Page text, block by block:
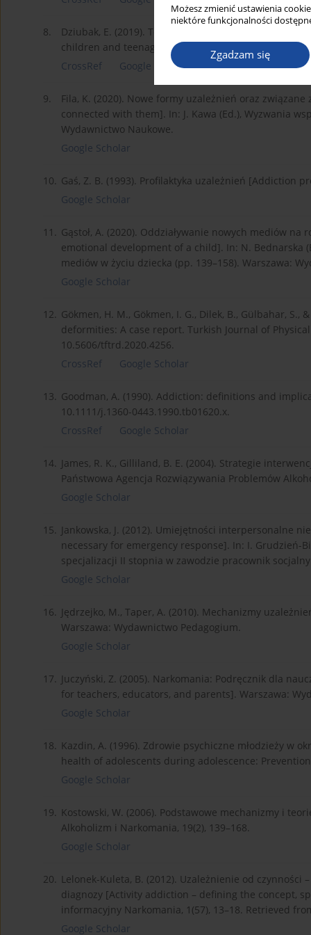
Możesz zmienić ustawienia
niektóre funkcjonalności
Zgadzam się
8.
Dziubak, E. (2019). Telefon komórkowy – towarzysz
children and teenagers]. Problemy Opiekuńczo-
CrossRef
Google Scholar
9.
Fila, K. (2020). Nowe formy uzależnień oraz
connected with them]. In: J. Kawa (Ed.), Wyzwania
Wydawnictwo Naukowe.
Google Scholar
10. Gaś, Z. B. (1993). Profilaktyka uzależnień [Addiction
Google Scholar
11. Gąstoł, A. (2020). Oddziaływanie nowych mediów
emotional development of a child]. In: N. Bednarska
mediów w życiu dziecka (pp. 139–158). Warszawa:
Google Scholar
12. Gökmen, H. M., Gökmen, I. G., Dilek, B., Gülbahar,
deformities: A case report. Turkish Journal of
10.5606/tftrd.2020.4256.
CrossRef
Google Scholar
13. Goodman, A. (1990). Addiction: definitions and
10.1111/j.1360-0443.1990.tb01620.x.
CrossRef
Google Scholar
14. James, R. K., Gilliland, B. E. (2004). Strategie
Państwowa Agencja Rozwiązywania Problemów
Google Scholar
15. Jankowska, J. (2012). Umiejętności interpersonalne
necessary for emergency response]. In: I. Grudzień-
specjalizacji II stopnia w zawodzie pracownik
Google Scholar
16. Jędrzejko, M., Taper, A. (2010). Mechanizmy
Warszawa: Wydawnictwo Pedagogium.
Google Scholar
17. Juczyński, Z. (2005). Narkomania: Podręcznik dla
for teachers, educators, and parents]. Warszawa:
Google Scholar
18. Kazdin, A. (1996). Zdrowie psychiczne młodzieży w
health of adolescents during adolescence:
Google Scholar
19. Kostowski, W. (2006). Podstawowe mechanizmy i
Alkoholizm i Narkomania, 19(2), 139–168.
Google Scholar
20. Lelonek-Kuleta, B. (2012). Uzależnienie od
diagnozy [Activity addiction – defining the concept,
informacyjny Narkomania, 1(57), 13–18. Retrieved
Google Scholar